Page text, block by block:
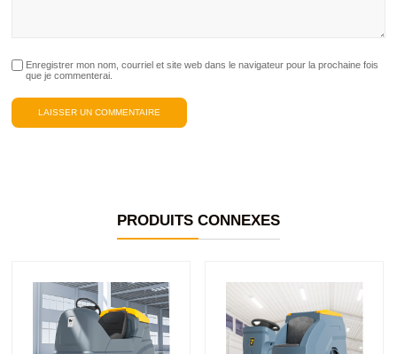
Enregistrer mon nom, courriel et site web dans le navigateur pour la prochaine fois
que je commenterai.
PRODUITS CONNEXES